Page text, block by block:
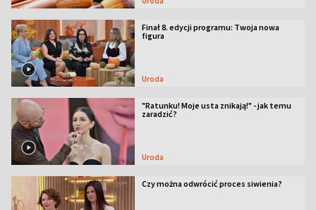
Finał 8. edycji programu: Twoja nowa
figura
Uroda
"Ratunku! Moje usta znikają!" - jak temu
zaradzić?
Uroda
Czy można odwrócić proces siwienia?